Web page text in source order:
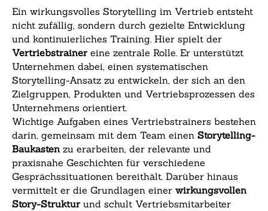
Ein wirkungsvolles Storytelling im Vertrieb entsteht
nicht zufällig, sondern durch gezielte Entwicklung
und kontinuierliches Training. Hier spielt der
Vertriebstrainer eine zentrale Rolle. Er unterstützt
Unternehmen dabei, einen systematischen
Storytelling-Ansatz zu entwickeln, der sich an den
Zielgruppen, Produkten und Vertriebsprozessen des
Unternehmens orientiert.
Wichtige Aufgaben eines Vertriebstrainers bestehen
darin, gemeinsam mit dem Team einen Storytelling-
Baukastenzu erarbeiten, der relevante und
praxisnahe Geschichten für verschiedene
Gesprächssituationen bereithält. Darüber hinaus
vermittelt er die Grundlagen einer wirkungsvollen
Story-Strukturund schult Vertriebsmitarbeiter